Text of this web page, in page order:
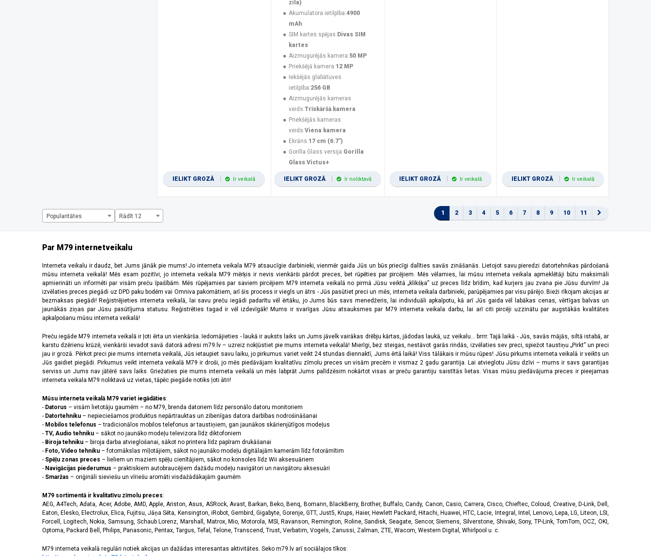
220 x 176 pikseļi
2340 x 1080 pikseļi (27)
2392 x 1080 pikseļi (2)
240 x 320 pikseļi
(6)
2408 x 1080 pikseļi (5)
2412 x 1080 pikseļi
(6)
2440 x 2240 pikseļi (2)
2448 x 1080 pikseļi
(1)
2510 x 1156 pikseļi (1)
2520 x 1080 pikseļi (4)
2556 x 1179 pikseļi (14)
2608 x 1200 pikseļi
(2)
2622 x 1206 pikseļi (3)
2640 x 1080 pikseļi (3)
2670 x 1200 pikseļi (3)
2772 x 1280 pikseļi (1)
2778 x 1284 pikseļi (5)
2780 x 1264 pikseļi (1)
2796 x 1290 pikseļi (11)
2800 x 1272 pikseļi
(1)
2800 x 1280 pikseļi
(1)
2844 x 1260 pikseļi (1)
2868 x 1320 pikseļi (3)
320 x 240 pikseļi
3200 x 1140 pikseļi (1)
3200 x 1440 pikseļi (1)
720 x 1600 pikseļi (2)
Skārienjūtīgais
IELIKT GROZĀ Ir veikalā
zila)
Akumulatora ietilpība:4900
mAh
SIM kartes spējas: Divas SIM
kartes
Aizmugurējās kamera:50 MP
Priekšējā kamera:12 MP
Iekšējās glabātuves
ietilpība:256 GB
Aizmugurējās kameras
veids:Trīskāršā kamera
Priekšējās kameras
veids:Viena kamera
Ekrāns:17 cm (6.7")
Gorilla Glass versija:Gorilla
Glass Victus+
IELIKT GROZĀ Ir noliktavā IELIKT GROZĀ Ir veikalā IELIKT GROZĀ Ir veikalā
1 2 3 4 5 6 7 8 9 10 11
Popularitātes Rādīt 12
Par M79 internetveikalu
Interneta veikalu ir daudz, bet Jums jānāk pie mums! Jo interneta veikala M79 atsaucīgie darbinieki, vienmēr gaida Jūs un būs priecīgi dalīties savās zināšanās. Lietojot savu pieredzi datortehnikas pārdošanā
mūsu interneta veikalā! Mēs esam pozitīvi, jo interneta veikala M79 mērķis ir nevis vienkārši pārdot preces, bet rūpēties par pircējiem. Mēs vēlamies, lai mūsu interneta veikala apmeklētāji būtu maksimāli
apmierināti un informēti par visām preču īpašībām. Mēs rūpējamies par saviem pircējiem M79 interneta veikalā no pirmā Jūsu veiktā „klikšķa” uz preces līdz brīdim, kad kurjers jau zvana pie Jūsu durvīm! Ja
izvēlaties preces piegādi uz DPD paku bodēm vai Omniva pakomātiem, arī šis process ir viegls un ātrs - Jūs pasūtiet preci un mēs, interneta veikala darbinieki, parūpējamies par visu pārējo. Bieži rīkojam akcijas ar
bezmaksas piegādi! Reģistrējieties interneta veikalā, lai savu preču iegādi padarītu vēl ērtāku, jo Jums būs savs menedžeris, lai individuāli apkalpotu, kā arī Jūs gaida vēl labākas cenas, vērtīgas balvas un
jaunākās ziņas par Jūsu pasūtījuma statusu. Reģistrēties tagad ir vēl izdevīgāk! Mums ir svarīgas Jūsu atsauksmes par M79 interneta veikala darbu, lai arī citi pircēji uzzinātu par augstākās kvalitātes
apkalpošanu mūsu interneta veikalā!
Preču iegāde M79 interneta veikalā ir ļoti ērta un vienkārša. Iedomājieties - laukā ir auksts laiks un Jums jāvelk vairākas drēbju kārtas, jādodas laukā, uz veikalu... brrrr. Tajā laikā - Jūs, savās mājās, siltā istabā, ar
karstu dzērienu krūzē, vienkārši ievadot savā datorā adresi m79.lv – uzreiz nokļūstiet pie mums interneta veikalā! Mierīgi, bez steigas, nestāvot garās rindās, izvēlaties sev preci, spiežot taustiņu „Pirkt” un preci
jau ir grozā. Pērkot preci pie mums interneta veikalā, Jūs ietaupiet savu laiku, jo pirkumus variet veikt 24 stundas diennaktī, Jums ērtā laikā! Viss tālākais ir mūsu rūpes! Jūsu pirkums interneta veikalā ir veikts un
Jūs gaidiet piegādi. Pirkumus veikt interneta veikalā M79 ir droši, jo mēs piedāvājam kvalitatīvu zīmolu preces un visām precēm ir vismaz 2 gadu garantija. Lai atvieglotu Jūsu dzīvi – mums ir savs garantijas
serviss un Jums nav jātērē savs laiks. Griežaties pie mums interneta veikalā un mēs labprāt Jums palīdzēsim nokārtot visas ar preču garantiju saistītās lietas. Visas mūsu piedāvājuma preces ir pieejamas
interneta veikala M79 noliktavā uz vietas, tāpēc piegāde notiks ļoti ātri!
Mūsu interneta veikalā M79 variet iegādāties:
- Datorus – visām lietotāju gaumēm – no M79, brenda datoriem līdz personālo datoru monitoriem
- Datortehniku – nepieciešamos produktus nepārtrauktas un zibenīgas datora darbības nodrošināšanai
- Mobilos telefonus – tradicionālos mobilos telefonus ar taustiņiem, gan jaunākos skārienjūtīgos modeļus
- TV, Audio tehniku – sākot no jaunāko modeļu televizora līdz diktofoniem
- Biroja tehniku – biroja darba atvieglošanai, sākot no printera līdz papīram drukāšanai
- Foto, Video tehniku – fotomākslas mīļotājiem, sākot no jaunāko modeļu digitālajām kamerām līdz fotorāmītim
- Spēļu zonas preces – lieliem un maziem spēļu cienītājiem, sākot no konsoles līdz Wii aksesuāriem
- Navigācijas piederumus – praktiskiem autobraucējiem dažādu modeļu navigātori un navigātoru aksesuāri
- Smaržas – oriģināli sieviešu un vīriešu aromāti visdažādākajām gaumēm
M79 sortimentā ir kvalitatīvu zīmolu preces:
AEG, A4Tech, Adata, Acer, Adobe, AMD, Apple, Ariston, Asus, ASRock, Avast, Barkan, Beko, Benq, Bomann, BlackBerry, Brother, Buffalo, Candy, Canon, Casio, Carrera, Cisco, Chieftec, Coloud, Creative, D-Link, Dell,
Eaton, Elesko, Electrolux, Elica, Fujitsu, Jāņa Sēta, Kensington, iRobot, Gembird, Gigabyte, Gorenje, GTT, Just5, Krups, Haier, Hewlett Packard, Hitachi, Huawei, HTC, Lacie, Integral, Intel, Lenovo, Lepa, LG, Liteon, LSI,
Forcell, Logitech, Nokia, Samsung, Schaub Lorenz, Marshall, Matrox, Mio, Motorola, MSI, Ravanson, Remington, Roline, Sandisk, Seagate, Sencor, Siemens, Silverstone, Shivaki, Sony, TP-Link, TomTom, OCZ, OKI,
Optoma, Packard Bell, Philips, Panasonic, Pentax, Targus, Tefal, Telone, Transcend, Trust, Verbatim, Vogels, Zanussi, Zalman, ZTE, Wacom, Western Digital, Whirlpool u. c.
M79 interneta veikalā regulāri notiek akcijas un dažādas interesantas aktivitātes. Seko m79.lv arī sociālajos tīkos: